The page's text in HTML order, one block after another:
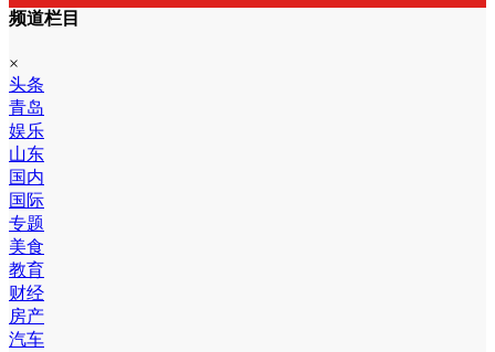
频道栏目
×
头条
青岛
娱乐
山东
国内
国际
专题
美食
教育
财经
房产
汽车